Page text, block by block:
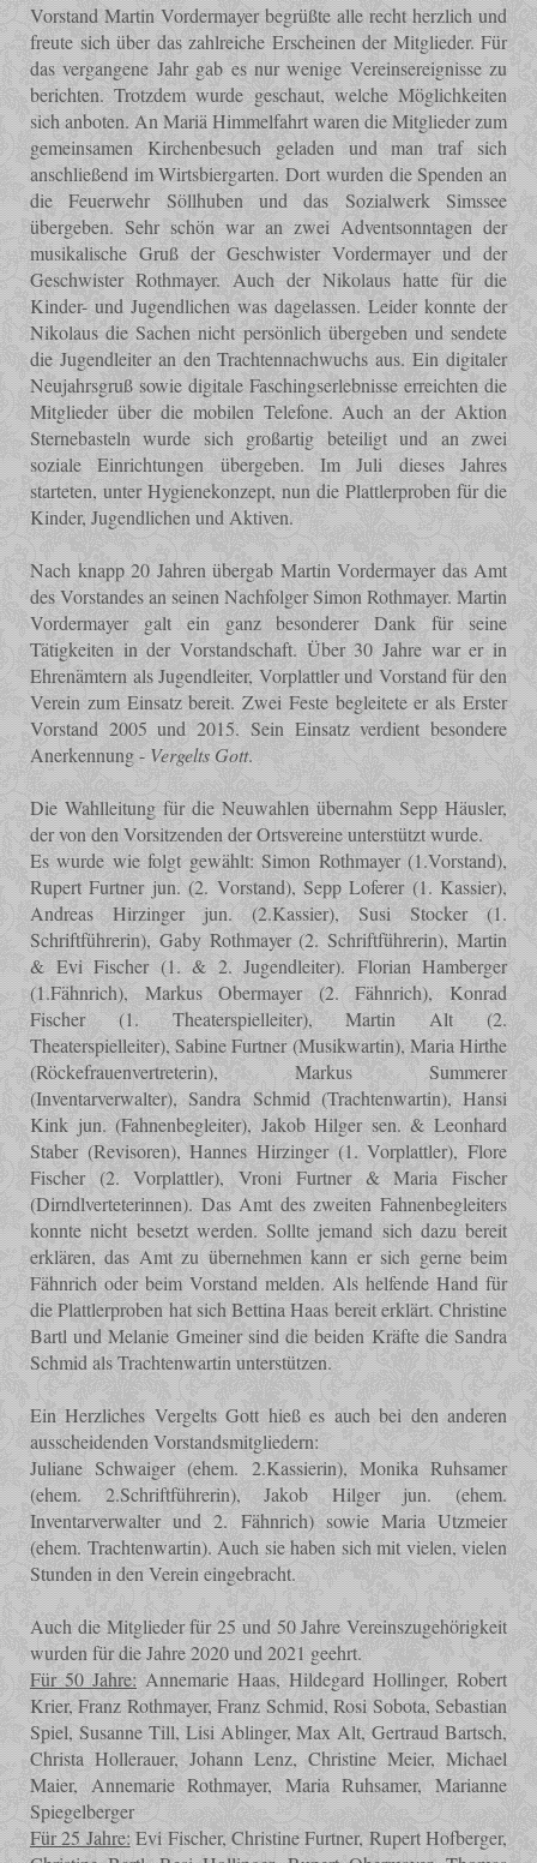
Vorstand Martin Vordermayer begrüßte alle recht herzlich und
freute sich über das zahlreiche Erscheinen der Mitglieder. Für
das vergangene Jahr gab es nur wenige Vereinsereignisse zu
berichten. Trotzdem wurde geschaut, welche Möglichkeiten
sich anboten. An Mariä Himmelfahrt waren die Mitglieder zum
gemeinsamen Kirchenbesuch geladen und man traf sich
anschließend im Wirtsbiergarten. Dort wurden die Spenden an
die Feuerwehr Söllhuben und das Sozialwerk Simssee
übergeben. Sehr schön war an zwei Adventsonntagen der
musikalische Gruß der Geschwister Vordermayer und der
Geschwister Rothmayer. Auch der Nikolaus hatte für die
Kinder- und Jugendlichen was dagelassen. Leider konnte der
Nikolaus die Sachen nicht persönlich übergeben und sendete
die Jugendleiter an den Trachtennachwuchs aus. Ein digitaler
Neujahrsgruß sowie digitale Faschingserlebnisse erreichten die
Mitglieder über die mobilen Telefone. Auch an der Aktion
Sternebasteln wurde sich großartig beteiligt und an zwei
soziale Einrichtungen übergeben. Im Juli dieses Jahres
starteten, unter Hygienekonzept, nun die Plattlerproben für die
Kinder, Jugendlichen und Aktiven.
Nach knapp 20 Jahren übergab Martin Vordermayer das Amt
des Vorstandes an seinen Nachfolger Simon Rothmayer. Martin
Vordermayer galt ein ganz besonderer Dank für seine
Tätigkeiten in der Vorstandschaft. Über 30 Jahre war er in
Ehrenämtern als Jugendleiter, Vorplattler und Vorstand für den
Verein zum Einsatz bereit. Zwei Feste begleitete er als Erster
Vorstand 2005 und 2015. Sein Einsatz verdient besondere
Anerkennung - Vergelts Gott.
Die Wahlleitung für die Neuwahlen übernahm Sepp Häusler,
der von den Vorsitzenden der Ortsvereine unterstützt wurde.
Es wurde wie folgt gewählt: Simon Rothmayer (1.Vorstand),
Rupert Furtner jun. (2. Vorstand), Sepp Loferer (1. Kassier),
Andreas Hirzinger jun. (2.Kassier), Susi Stocker (1.
Schriftführerin), Gaby Rothmayer (2. Schriftführerin), Martin
& Evi Fischer (1. & 2. Jugendleiter). Florian Hamberger
(1.Fähnrich), Markus Obermayer (2. Fähnrich), Konrad
Fischer (1. Theaterspielleiter), Martin Alt (2.
Theaterspielleiter), Sabine Furtner (Musikwartin), Maria Hirthe
(Röckefrauenvertreterin), Markus Summerer
(Inventarverwalter), Sandra Schmid (Trachtenwartin), Hansi
Kink jun. (Fahnenbegleiter), Jakob Hilger sen. & Leonhard
Staber (Revisoren), Hannes Hirzinger (1. Vorplattler), Flore
Fischer (2. Vorplattler), Vroni Furtner & Maria Fischer
(Dirndlverteterinnen). Das Amt des zweiten Fahnenbegleiters
konnte nicht besetzt werden. Sollte jemand sich dazu bereit
erklären, das Amt zu übernehmen kann er sich gerne beim
Fähnrich oder beim Vorstand melden. Als helfende Hand für
die Plattlerproben hat sich Bettina Haas bereit erklärt. Christine
Bartl und Melanie Gmeiner sind die beiden Kräfte die Sandra
Schmid als Trachtenwartin unterstützen.
Ein Herzliches Vergelts Gott hieß es auch bei den anderen
ausscheidenden Vorstandsmitgliedern:
Juliane Schwaiger (ehem. 2.Kassierin), Monika Ruhsamer
(ehem. 2.Schriftführerin), Jakob Hilger jun. (ehem.
Inventarverwalter und 2. Fähnrich) sowie Maria Utzmeier
(ehem. Trachtenwartin). Auch sie haben sich mit vielen, vielen
Stunden in den Verein eingebracht.
Auch die Mitglieder für 25 und 50 Jahre Vereinszugehörigkeit
wurden für die Jahre 2020 und 2021 geehrt.
Für 50 Jahre: Annemarie Haas, Hildegard Hollinger, Robert
Krier, Franz Rothmayer, FranzSchmid, Rosi Sobota, Sebastian
Spiel, Susanne Till, Lisi Ablinger, Max Alt, Gertraud Bartsch,
Christa Hollerauer, Johann Lenz, Christine Meier, Michael
Maier, Annemarie Rothmayer, Maria Ruhsamer, Marianne
Spiegelberger
Für 25 Jahre: Evi Fischer, Christine Furtner, Rupert Hofberger,